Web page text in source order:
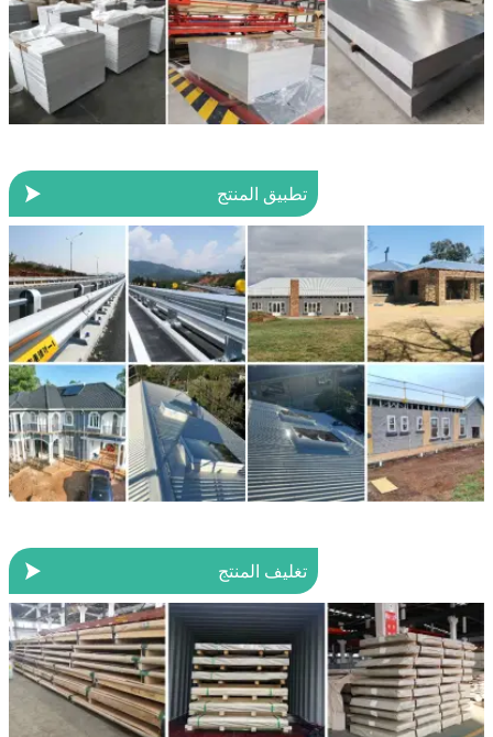
 تطبيق المنتج
 تغليف المنتج